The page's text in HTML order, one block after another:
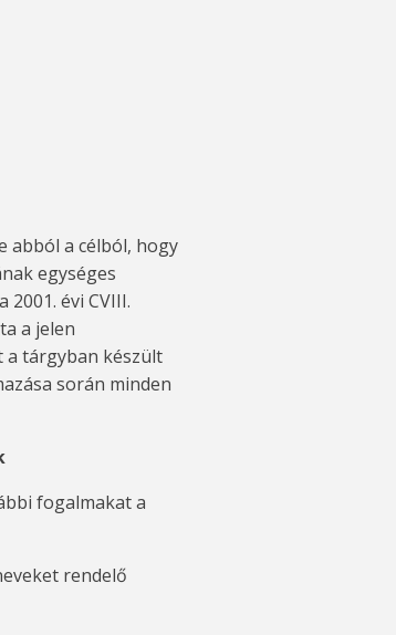
abból a célból, hogy
egységes
évi CVIII.
a jelen
a tárgyban készült
során minden
fogalmakat a
rendelő